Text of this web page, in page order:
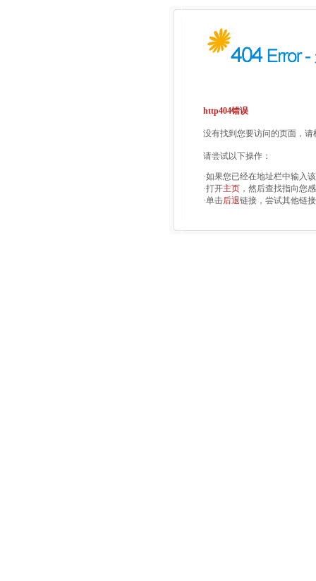
http404错误
没有找到您要访问的页面，
请尝试以下操作：
·如果您已经在地址栏中输入
·打开主页 ，然后查找指向您
·单击后退链接，尝试其他链